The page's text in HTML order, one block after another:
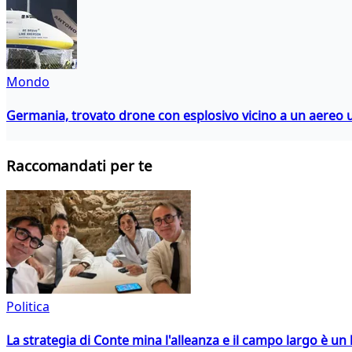
Mondo
Germania, trovato drone con esplosivo vicino a un aereo
Raccomandati per te
Politica
La strategia di Conte mina l'alleanza e il campo largo è